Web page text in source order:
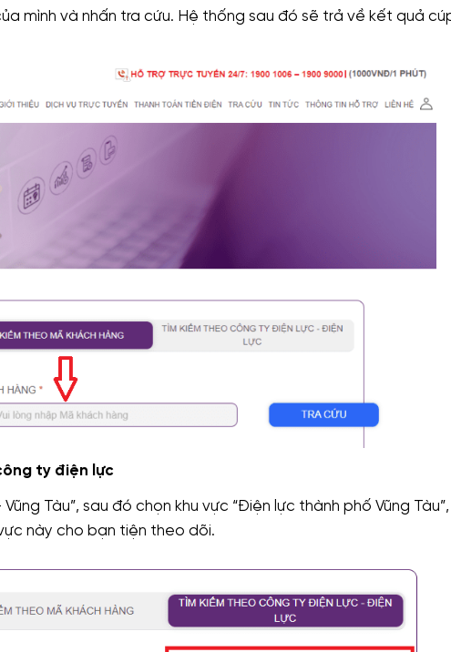
mình và nhấn tra cứu. Hệ thống sau đó sẽ trả về kết quả
ty điện lực
Tàu”, sau đó chọn khu vực “Điện lực thành phố Vũng
này cho bạn tiện theo dõi.